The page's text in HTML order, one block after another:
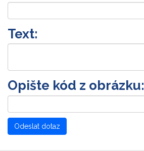
Text:
Opište kód z obrázku: